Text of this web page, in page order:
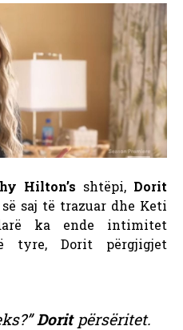
Hilton’s shtëpi, Dorit
saj të trazuar dhe Keti
ka ende intimitet
tyre, Dorit përgjigjet
Doritpërsëritet.